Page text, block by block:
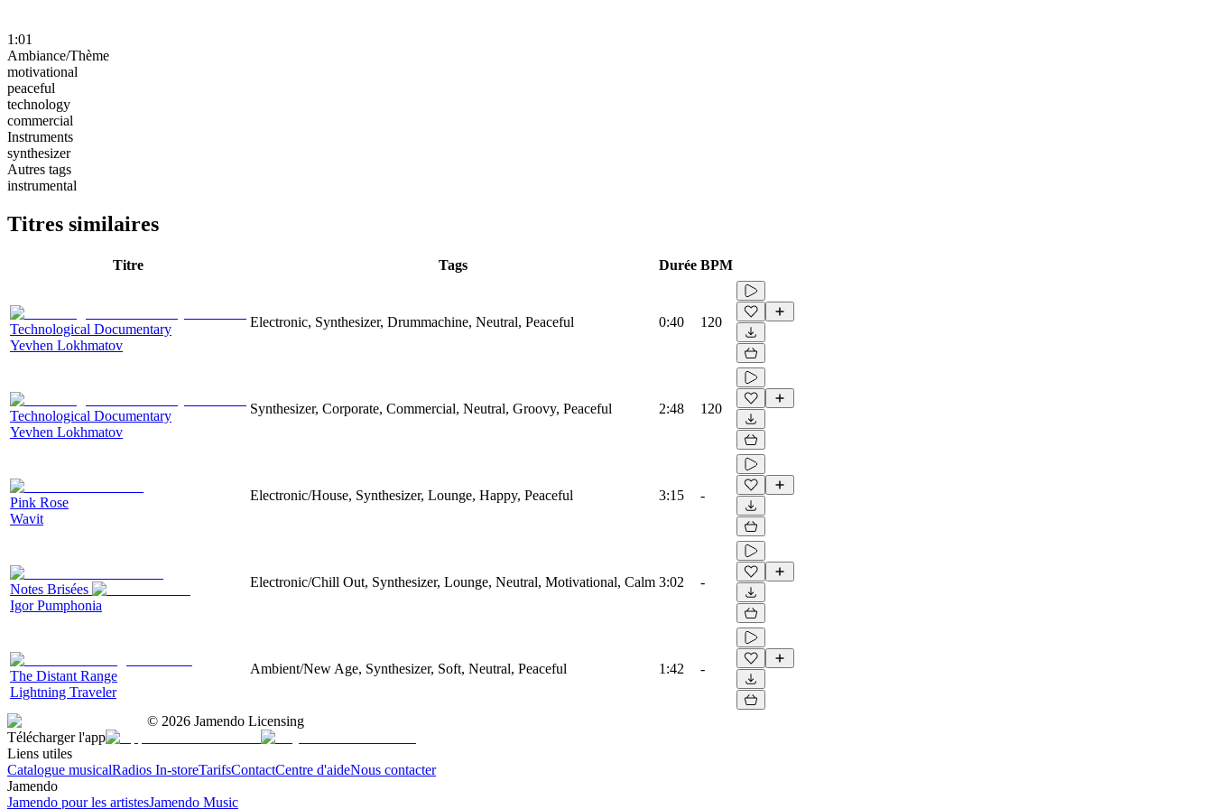
1:01
Ambiance/Thème
motivational
peaceful
technology
commercial
Instruments
synthesizer
Autres tags
instrumental
Titres similaires
Titre Tags Durée BPM
Technological Documentary
Yevhen Lokhmatov
Electronic, Synthesizer, Drummachine, Neutral, Peaceful 0:40 120
Technological Documentary
Yevhen Lokhmatov
Synthesizer, Corporate, Commercial, Neutral, Groovy, Peaceful 2:48 120
Pink Rose
Wavit
Electronic/House, Synthesizer, Lounge, Happy, Peaceful 3:15 -
Notes Brisées
Igor Pumphonia
Electronic/Chill Out, Synthesizer, Lounge, Neutral, Motivational, Calm 3:02 -
The Distant Range
Lightning Traveler
Ambient/New Age, Synthesizer, Soft, Neutral, Peaceful 1:42 -
© 2026 Jamendo Licensing
Télécharger l'app
Liens utiles
Catalogue musicalRadios In-storeTarifsContactCentre d'aideNous contacter
Jamendo
Jamendo pour les artistesJamendo Music